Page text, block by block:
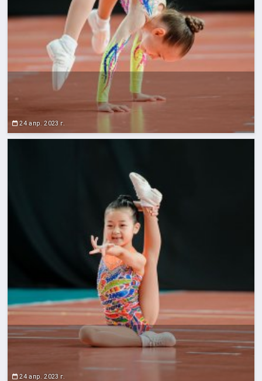
24 апр. 2023 г.
24 апр. 2023 г.